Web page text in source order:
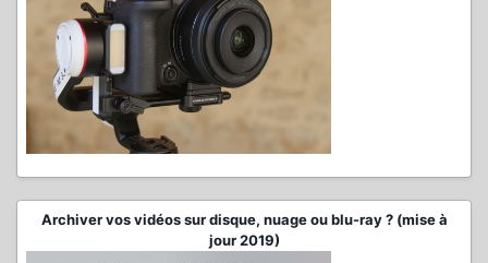
Archiver vos vidéos sur disque, nuage ou blu-ray ? (mise à
jour 2019)